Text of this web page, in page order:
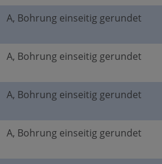
A, Bohrung einseitig gerundet
A, Bohrung einseitig gerundet
A, Bohrung einseitig gerundet
A, Bohrung einseitig gerundet